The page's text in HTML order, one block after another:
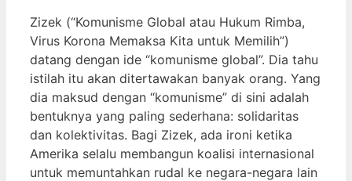
Zizek (“Komunisme Global atau Hukum Rimba,
Virus Korona Memaksa Kita untuk Memilih”)
datang dengan ide “komunisme global”. Dia tahu
istilah itu akan ditertawakan banyak orang. Yang
dia maksud dengan “komunisme” di sini adalah
bentuknya yang paling sederhana: solidaritas
dan kolektivitas. Bagi Zizek, ada ironi ketika
Amerika selalu membangun koalisi internasional
untuk memuntahkan rudal ke negara-negara lain